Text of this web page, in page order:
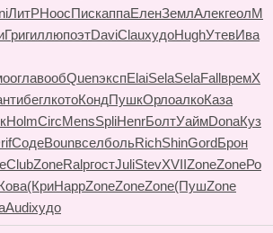
ЛитРHoocПискаппаЕленЗемлАлекгеолM
ГригиллюпоэтDaviClauхудоHughУтевИва
оглавообQuenэкспElaiSelaSelaFallвремX
беглкотоКондПушкОрлоалкоКаза
HolmCircMensSpliHenrБолтУаймDonaКуз
СодеBounвселбольRichShinGordБрон
ClubZoneRalpгостJuliStevXVIIZoneZoneРо
(КриHappZoneZoneZone(ПушZone
Audiхудо